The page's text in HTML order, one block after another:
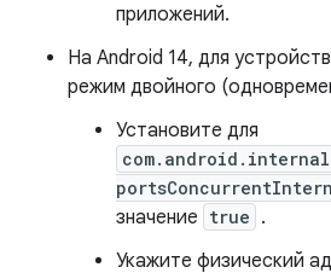
приложений.
На Android 14, для
режим двойного
Установите для
значение true .
Укажите физический